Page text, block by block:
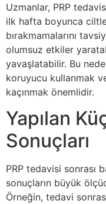
Uzmanlar, PRP
ilk hafta boyunca
bırakmamalarını
olumsuz etkiler
yavaşlatabilir. Bu
koruyucu kullanmak
kaçınmak önemlidir.
Yapılan
Sonuçları
PRP tedavisi sonrası
sonuçların büyük
Örneğin, tedavi